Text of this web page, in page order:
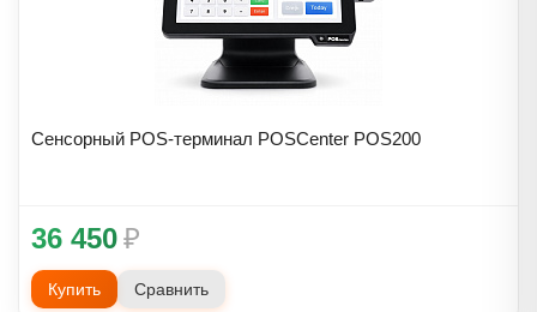
Сенсорный POS-терминал POSCenter POS200
36 450₽
Купить Сравнить